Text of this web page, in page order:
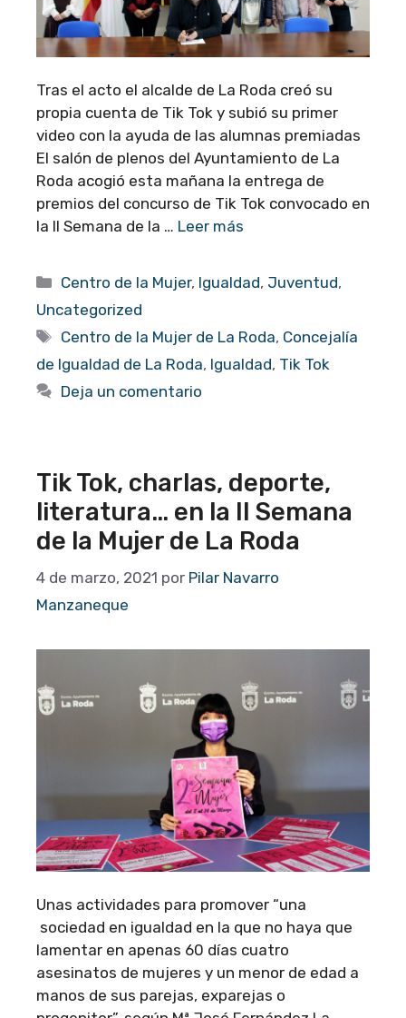
Tras el acto el alcalde de La Roda creó su
propia cuenta de Tik Tok y subió su primer
video con la ayuda de las alumnas premiadas
El salón de plenos del Ayuntamiento de La
Roda acogió esta mañana la entrega de
premios del concurso de Tik Tok convocado en
la II Semana de la … Leer más
Categorías
Centro de la Mujer, Igualdad, Juventud,
Uncategorized
Etiquetas
Centro de la Mujer de La Roda, Concejalía
de Igualdad de La Roda, Igualdad, Tik Tok
Deja un comentario
Tik Tok, charlas, deporte,
literatura… en la II Semana
de la Mujer de La Roda
4 de marzo, 2021 por Pilar Navarro
Manzaneque
Unas actividades para promover “una
sociedad en igualdad en la que no haya que
lamentar en apenas 60 días cuatro
asesinatos de mujeres y un menor de edad a
manos de sus parejas, exparejas o